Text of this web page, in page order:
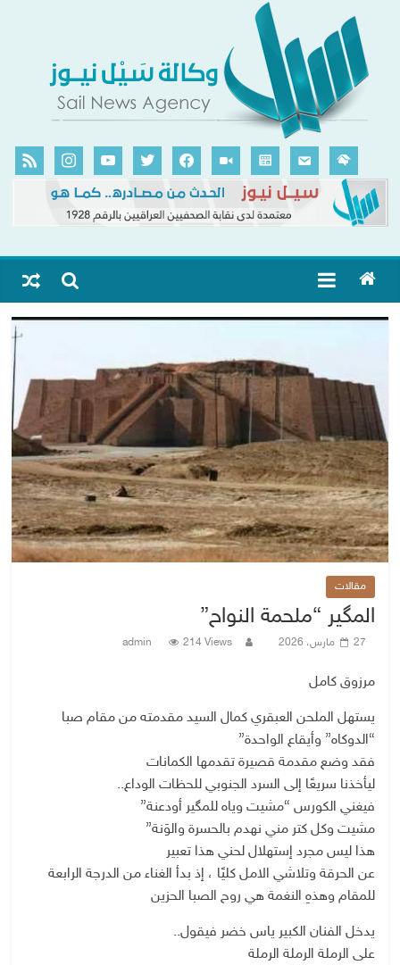
مقالات
المگير “ملحمة النواح”
27 مارس، 2026 admin 214 Views
مرزوق كامل
يستهل الملحن العبقري كمال السيد مقدمته من مقام صبا
“الدوكاه” وأيقاع الواحدة”
فقد وضع مقدمة قصيرة تقدمها الكمانات
ليأخذنا سريعًا إلى السرد الجنوبي للحظات الوداع..
فيغني الكورس “مشيت وياه للمگير أودعنة”
مشيت وكل كتر مني نهدم بالحسرة والوَنة”
هذا ليس مجرد إستهلال لحني هذا تعبير
عن الحرقة وتلاشي الامل كليًا ، إذ بدأ الغناء من الدرجة الرابعة
للمقام وهذهِ النغمة هي روح الصبا الحزين
يدخل الفنان الكبير ياس خضر فيقول..
على الرملة الرملة الرملة